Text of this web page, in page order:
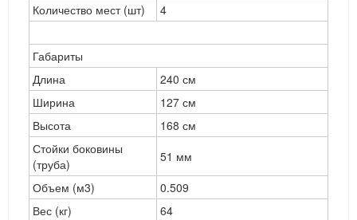
Количество мест (шт)
4
Габариты
Длина
240 см
Ширина
127 см
Высота
168 см
Стойки боковины
(труба)
51 мм
Объем (м3)
0.509
Вес (кг)
64